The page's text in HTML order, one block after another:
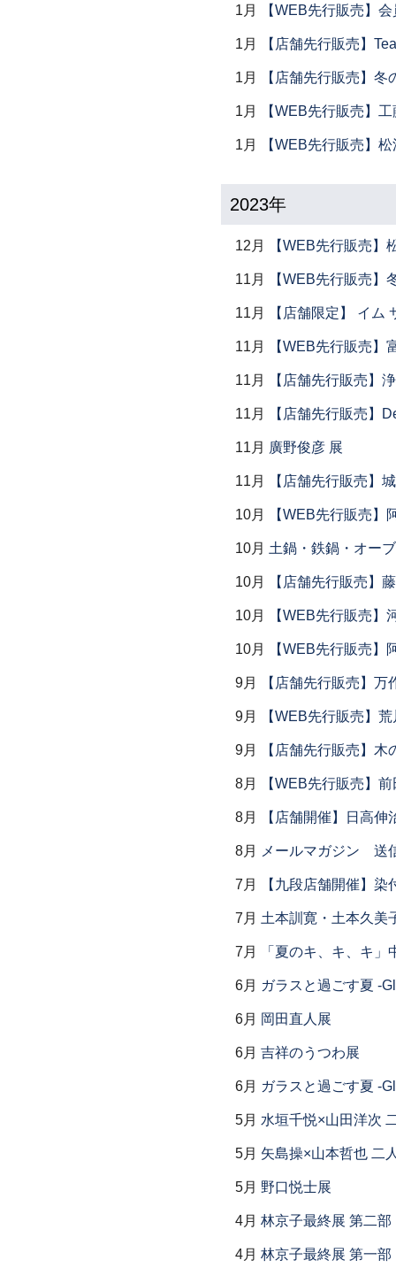
1月 【WEB先行販売】
1月 【店舗先行販売】
1月 【店舗先行販売】冬
1月 【WEB先行販売】
1月 【WEB先行販売】
2023年
12月 【WEB先行販売】
11月 【WEB先行販売】
11月 【店舗限定】 イ
11月 【WEB先行販売】
11月 【店舗先行販売】
11月 【店舗先行販売】
11月 廣野俊彦 展
11月 【店舗先行販売】
10月 【WEB先行販売】
10月 土鍋・鉄鍋・オー
10月 【店舗先行販売】
10月 【WEB先行販売】
10月 【WEB先行販売】
9月 【店舗先行販売】万
9月 【WEB先行販売】
9月 【店舗先行販売】木
8月 【WEB先行販売】
8月 【店舗開催】日高
8月 メールマガジン 送
7月 【九段店舗開催】染
7月 土本訓寛・土本久美
7月 「夏のキ、キ、キ
6月 ガラスと過ごす夏 -
6月 岡田直人展
6月 吉祥のうつわ展
6月 ガラスと過ごす夏 -
5月 水垣千悦×山田洋次
5月 矢島操×山本哲也 二
5月 野口悦士展
4月 林京子最終展 第二
4月 林京子最終展 第一